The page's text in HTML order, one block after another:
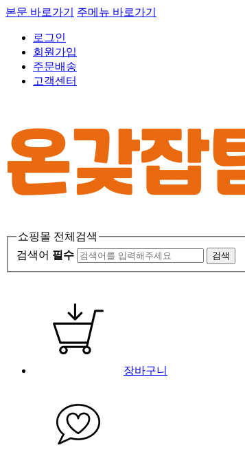
본문 바로가기 주메뉴 바로가기
로그인
회원가입
주문배송
고객센터
쇼핑몰 전체검색
검색어 필수 검색
장바구니